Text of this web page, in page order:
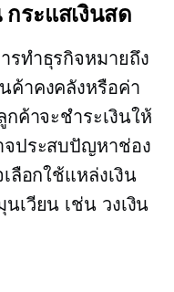
กระแสเงินสด
รทำธุรกิจหมายถึง
ค้าคงคลังหรือค่า
ค้าจะชำระเงินให้
จประสบปัญหาช่อง
ลือกใช้แหล่งเงิน
เวียน เช่น วงเงิน